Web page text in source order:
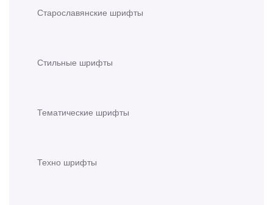
Старославянские шрифты
Стильные шрифты
Тематические шрифты
Техно шрифты